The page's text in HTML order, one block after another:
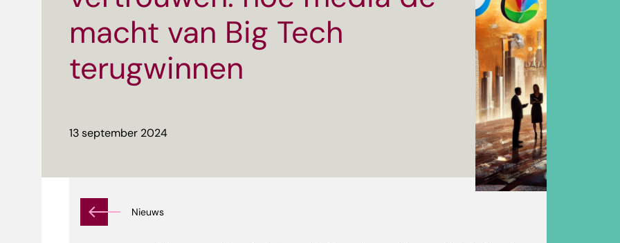
macht van Big Tech
terugwinnen
13 september 2024
Nieuws